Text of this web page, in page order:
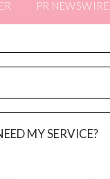
PR NEWSWIRE
MY SERVICE?